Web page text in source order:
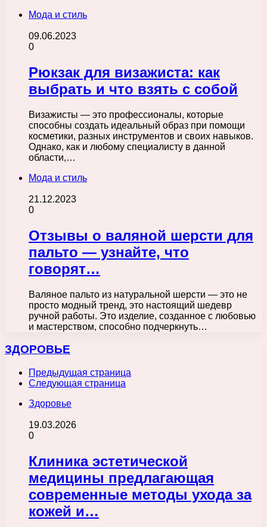
Мода и стиль
09.06.2023
0
Рюкзак для визажиста: как
выбрать и что взять с собой
Визажисты — это профессионалы, которые
способны создать идеальный образ при помощи
косметики, разных инструментов и своих навыков.
Однако, как и любому специалисту в данной
области,…
Мода и стиль
21.12.2023
0
Отзывы о валяной шерсти для
пальто — узнайте, что
говорят…
Валяное пальто из натуральной шерсти — это не
просто модный тренд, это настоящий шедевр
ручной работы. Это изделие, созданное с любовью
и мастерством, способно подчеркнуть…
ЗДОРОВЬЕ
Предыдущая страница
Следующая страница
Здоровье
19.03.2026
0
Клиника эстетической
медицины предлагающая
современные методы ухода за
кожей и…